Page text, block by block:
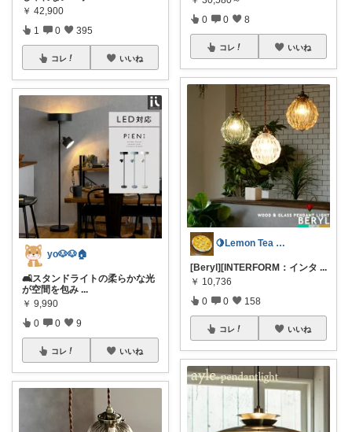
￥ 42,900
1 0 395
コレ いいね
yo🐶🐶🏠
🛋️スタンドライトの柔らかな光
が空間を包み ...
￥ 9,990
0 0 9
コレ いいね
0 0 8
コレ いいね
🍋Lemon Tea インテリア☕️
[Beryl][INTERFORM：インタ ...
￥ 10,736
0 0 158
コレ いいね